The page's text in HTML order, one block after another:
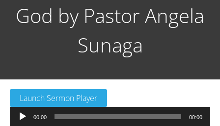
God by Pastor Angela
Sunaga
Launch Sermon Player
00:00 00:00